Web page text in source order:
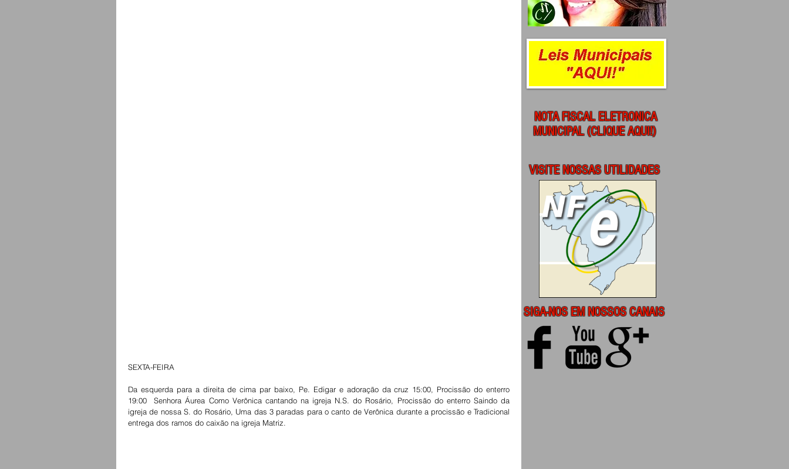
SEXTA-FEIRA
Da esquerda para a direita de cima par baixo, Pe. Edigar e adoração da cruz 15:00, Procissão do enterro
19:00  Senhora Áurea Como Verônica cantando na igreja N.S. do Rosário, Procissão do enterro Saindo da
igreja de nossa S. do Rosário, Uma das 3 paradas para o canto de Verônica durante a procissão e Tradicional
entrega dos ramos do caixão na igreja Matriz.
NOTA FISCAL ELETRONICA
MUNICIPAL (CLIQUE AQUI!)
VISITE NOSSAS UTILIDADES
SIGA-NOS EM NOSSOS CANAIS